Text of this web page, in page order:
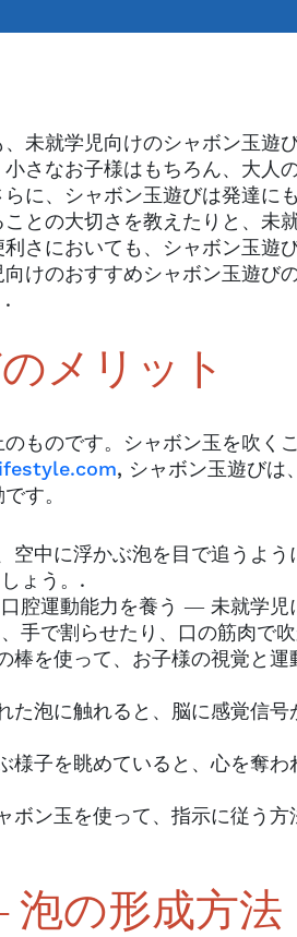
未就学児向けのシャボン玉遊
さなお子様はもちろん、大人
に、シャボン玉遊びは発達に
との大切さを教えたりと、未
さにおいても、シャボン玉遊
けのおすすめシャボン玉遊び
.
メリット
ものです。シャボン玉を吹く
, シャボン玉遊びは
す。
中に浮かぶ泡を目で追うよう
ょう。.
腔運動能力を養う ― 未就学児
手で割らせたり、口の筋肉で
を使って、お子様の視覚と運
泡に触れると、脳に感覚信号
子を眺めていると、心を奪わ
ン玉を使って、指示に従う
の形成方法